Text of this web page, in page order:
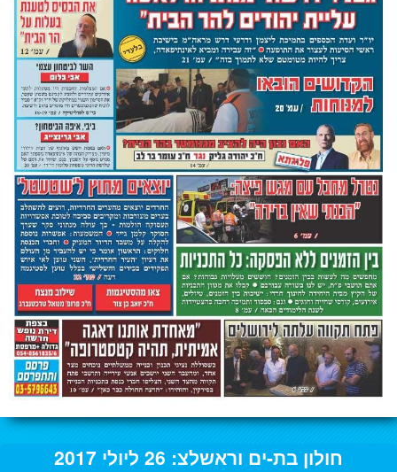
חולון בת-ים וראשלצ: 26 ליולי 2017